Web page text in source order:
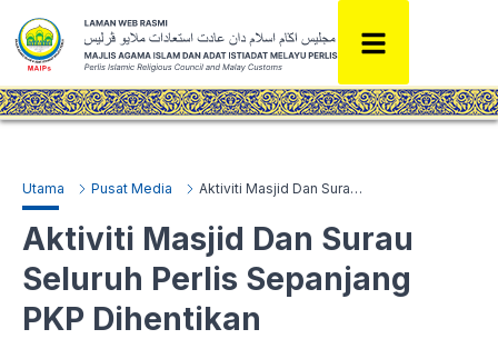
Utama Pusat Media Aktiviti Masjid Dan Surau Seluruh Perlis Sepanjang PKP Dihentikan
Aktiviti Masjid Dan Surau
Seluruh Perlis Sepanjang
PKP Dihentikan